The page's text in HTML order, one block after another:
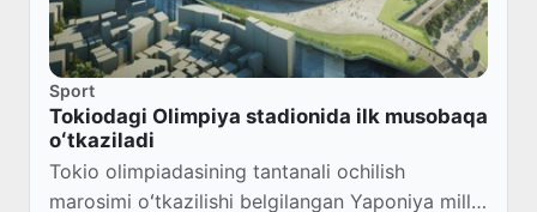
Sport
Tokiodagi Olimpiya stadionida ilk musobaqa
oʻtkaziladi
Tokio olimpiadasining tantanali ochilish
marosimi oʻtkazilishi belgilangan Yaponiya milliy